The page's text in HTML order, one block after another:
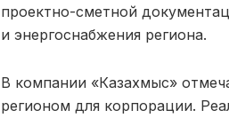
проектно-сметной
и энергоснабжения региона.
В компании «Казахмыс»
регионом для корпорации.